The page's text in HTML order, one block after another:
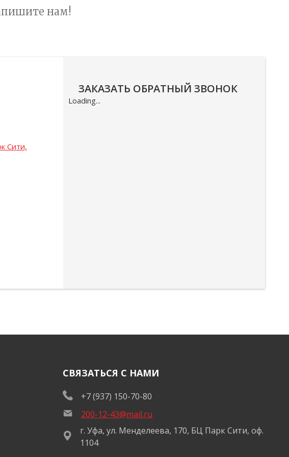
нам!
Сити,
ЗАКАЗАТЬ ОБРАТНЫЙ ЗВОНОК
Loading...
СВЯЗАТЬСЯ С НАМИ
+7 (937) 150-70-80
200-12-43@mail.ru
г. Уфа, ул. Менделеева, 170, БЦ Парк Сити, оф.
1104